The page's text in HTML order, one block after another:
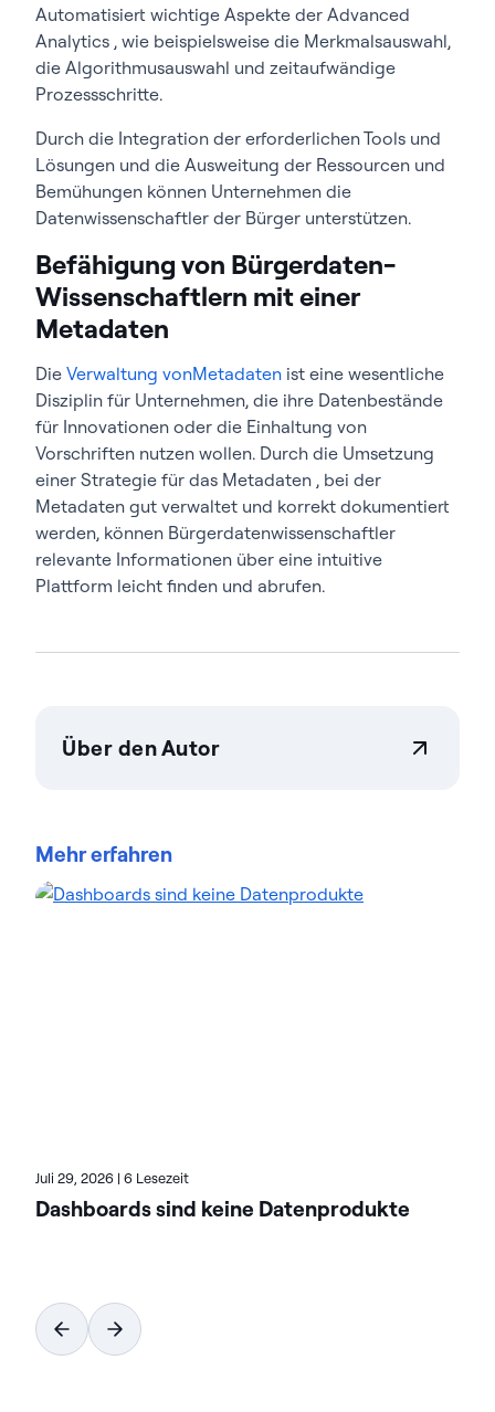
Automatisiert wichtige Aspekte der Advanced
Analytics , wie beispielsweise die Merkmalsauswahl,
die Algorithmusauswahl und zeitaufwändige
Prozessschritte.
Durch die Integration der erforderlichen Tools und
Lösungen und die Ausweitung der Ressourcen und
Bemühungen können Unternehmen die
Datenwissenschaftler der Bürger unterstützen.
Befähigung von Bürgerdaten-
Wissenschaftlern mit einer
Metadaten
Die Verwaltung vonMetadaten ist eine wesentliche
Disziplin für Unternehmen, die ihre Datenbestände
für Innovationen oder die Einhaltung von
Vorschriften nutzen wollen. Durch die Umsetzung
einer Strategie für das Metadaten , bei der
Metadaten gut verwaltet und korrekt dokumentiert
werden, können Bürgerdatenwissenschaftler
relevante Informationen über eine intuitive
Plattform leicht finden und abrufen.
Über den Autor
Unternehmen vertrauen auf Datenmanagement
komplexe Datenumgebungen zu optimieren und
Mehr erfahren
Juli 29, 2026 | 6 Lesezeit
Dashboards sind keine Datenprodukte